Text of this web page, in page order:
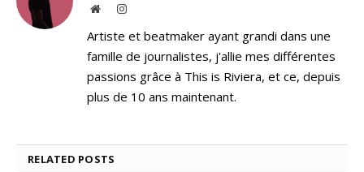
WebsiteInstagram
Artiste et beatmaker ayant grandi dans une
famille de journalistes, j'allie mes différentes
passions grâce à This is Riviera, et ce, depuis
plus de 10 ans maintenant.
RELATED POSTS